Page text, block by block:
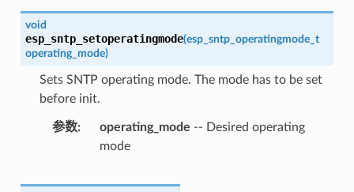
void
esp_sntp_setoperatingmode(esp_sntp_operatingmode_t
operating_mode)
Sets SNTP operating mode. The mode has to be set
before init.
参数 operating_mode -- Desired operating
mode